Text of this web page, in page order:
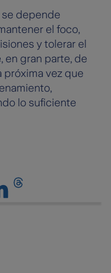
se depende
el foco,
y tolerar el
en gran parte, de
próxima vez que
lo suficiente